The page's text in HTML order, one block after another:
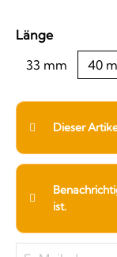
Längeauswählen
33 mm
40
Dieser
ist.